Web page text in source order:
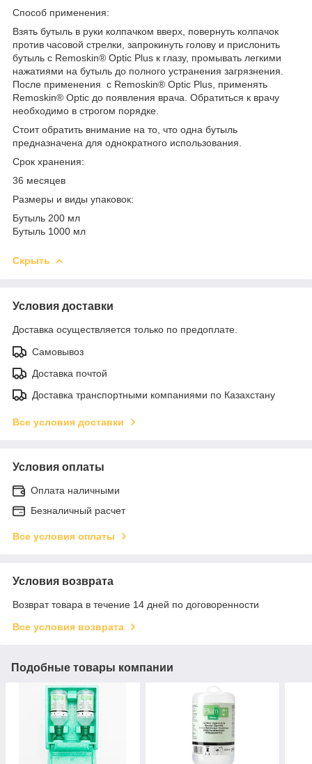
Способ применения:
Взять бутыль в руки колпачком вверх, повернуть колпачок
против часовой стрелки, запрокинуть голову и прислонить
бутыль с Remoskin® Optic Plus к глазу, промывать легкими
нажатиями на бутыль до полного устранения загрязнения.
После применения с Remoskin® Optic Plus, применять
Remoskin® Optic до появления врача. Обратиться к врачу
необходимо в строгом порядке.
Стоит обратить внимание на то, что одна бутыль
предназначена для однократного использования.
Срок хранения:
36 месяцев
Размеры и виды упаковок:
Бутыль 200 мл
Бутыль 1000 мл
Скрыть
Условия доставки
Доставка осуществляется только по предоплате.
Самовывоз
Доставка почтой
Доставка транспортными компаниями по Казахстану
Все условия доставки
Условия оплаты
Оплата наличными
Безналичный расчет
Все условия оплаты
Условия возврата
Возврат товара в течение 14 дней по договоренности
Все условия возврата
Подобные товары компании